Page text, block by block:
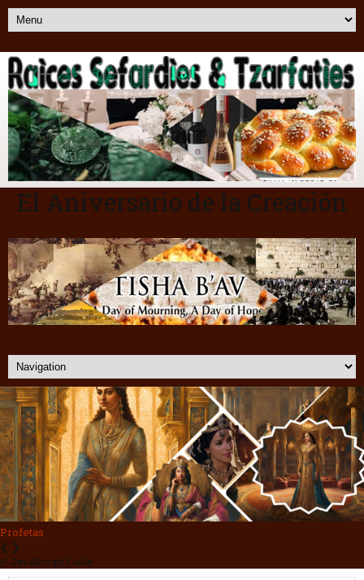
El Aniversario de la Creación
Profetas
❮ ❯
// JavaScript Code